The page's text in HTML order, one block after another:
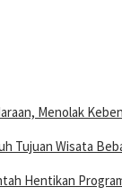
Menolak
Tujuan Wisata
Hentikan